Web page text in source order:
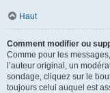
Haut
Comment modifier ou
Comme pour les
l’auteur original, un
sondage, cliquez sur le
toujours celui auquel est